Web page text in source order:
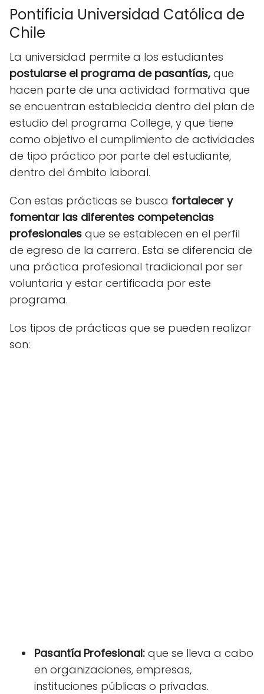
Pontificia Universidad Católica de
Chile
La universidad permite a los estudiantes
postularse el programa de pasantías, que
hacen parte de una actividad formativa que
se encuentran establecida dentro del plan de
estudio del programa College, y que tiene
como objetivo el cumplimiento de actividades
de tipo práctico por parte del estudiante,
dentro del ámbito laboral.
Con estas prácticas se busca fortalecer y
fomentar las diferentes competencias
profesionales que se establecen en el perfil
de egreso de la carrera. Esta se diferencia de
una práctica profesional tradicional por ser
voluntaria y estar certificada por este
programa.
Los tipos de prácticas que se pueden realizar
son:
Pasantía Profesional: que se lleva a cabo
en organizaciones, empresas,
instituciones públicas o privadas.